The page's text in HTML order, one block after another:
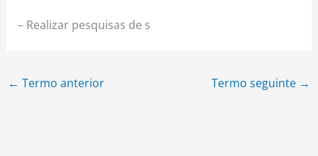
– Realizar pesquisas de s
← Termo anterior Termo seguinte →